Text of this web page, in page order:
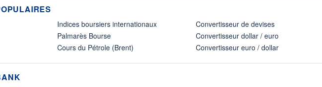
Indices boursiers internationaux
Palmarès Bourse
Cours du Pétrole (Brent)
Convertisseur de devises
Convertisseur dollar / euro
Convertisseur euro / dollar